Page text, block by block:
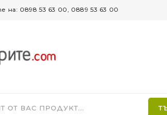
на: 0898 53 63 00, 0889 53 63 00